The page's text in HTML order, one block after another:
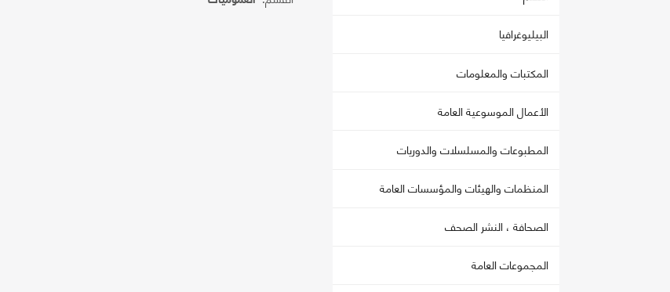
البيليوغرافيا
المكتبات والمعلومات
الأعمال الموسوعية العامة
المطبوعات والمسلسلات والدوريات
المنظمات والهيئات والمؤسسات العامة
الصحافة ، النشر الصحف
المجموعات العامة